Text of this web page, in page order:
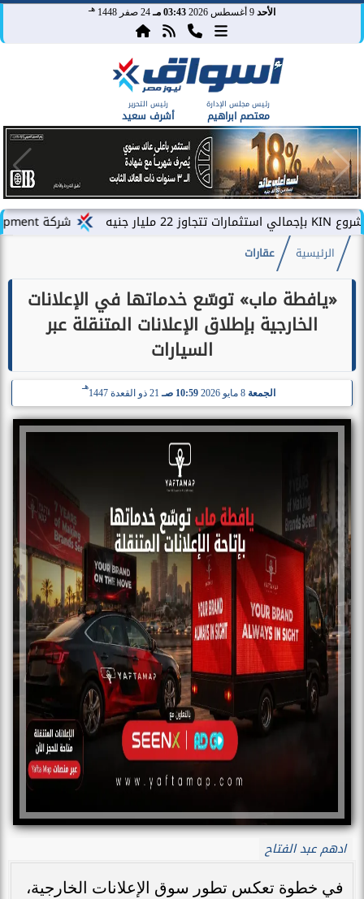
الأحد 03:43 مـ 24 صفر 1448 هـ
رئيس مجلس الإدارة
معتصم ابراهيم
رئيس التحرير
أشرف سعيد
شركة PLDG Development تفتح باب الحجز للمرحلة الثانية من مشروع «إطلالة» بمدينة...
الرئيسية عقارات
«يافطة ماب» توسّع خدماتها في الإعلانات
الخارجية بإطلاق الإعلانات المتنقلة عبر
السيارات
الجمعة 10:59 صـ 21 ذو القعدة 1447
هـ
ادهم عبد الفتاح
في خطوة تعكس تطور سوق الإعلانات الخارجية،